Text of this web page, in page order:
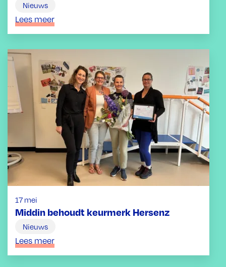
Nieuws
Lees meer
Middin behoudt keurmerk Hersenz
17 mei
Nieuws
Lees meer